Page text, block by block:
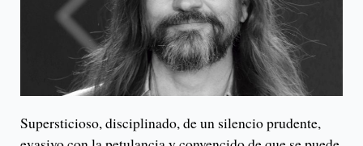
Supersticioso, disciplinado, de un silencio prudente,